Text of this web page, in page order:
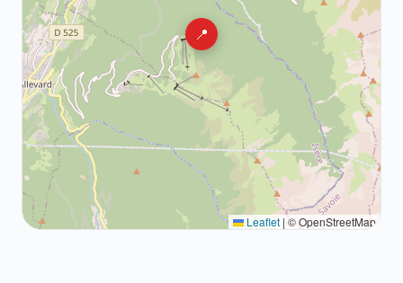
📍
Leaflet | © OpenStreetMap